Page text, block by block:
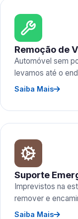
Remoção de
Automóvel sem
levamos até o
Saiba Mais
Suporte
Imprevistos na
remover e
Saiba Mais